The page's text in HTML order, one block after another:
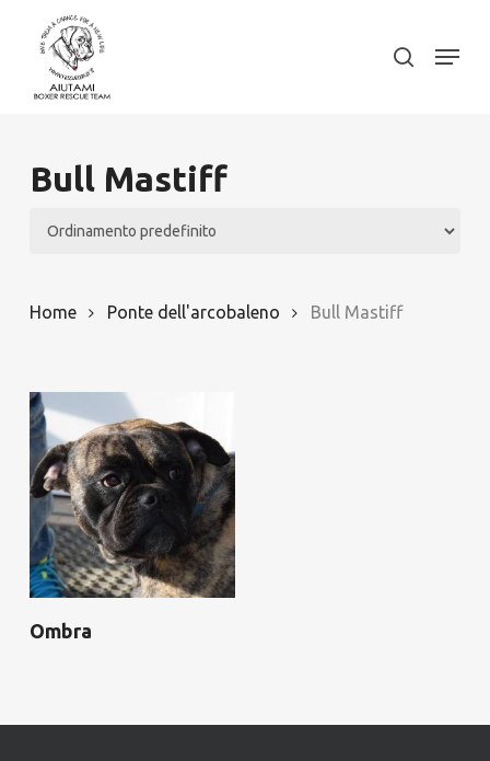
content
search
Menu
Bull Mastiff
Home Ponte dell'arcobaleno Bull Mastiff
Ombra
Close